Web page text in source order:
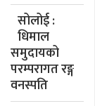
सोलोई :
धिमाल
समुदायको
परम्परागत रङ्ग
वनस्पति